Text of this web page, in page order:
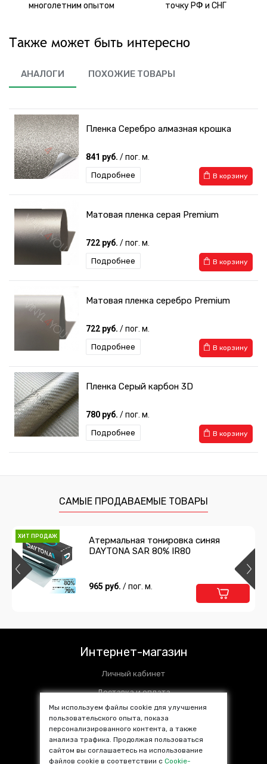
многолетним опытом
точку РФ и СНГ
Также может быть интересно
АНАЛОГИ ПОХОЖИЕ ТОВАРЫ
Пленка Серебро алмазная крошка
841 руб. / пог. м.
В корзину
Подробнее
Матовая пленка серая Premium
722 руб. / пог. м.
В корзину
Подробнее
Матовая пленка серебро Premium
722 руб. / пог. м.
В корзину
Подробнее
Пленка Серый карбон 3D
780 руб. / пог. м.
В корзину
Подробнее
1 265 руб./ пог. м.
САМЫЕ ПРОДАВАЕМЫЕ ТОВАРЫ
ХИТ ПРОДАЖ
Атермальная тонировка синяя
DAYTONA SAR 80% IR80
965 руб. / пог. м.
Интернет-магазин
Личный кабинет
Доставка и оплата
Установочные центры
Контакты
SALE %
Мы используем файлы cookie для улучшения
пользовательского опыта, показа
персонализированного контента, а также
анализа трафика. Продолжая пользоваться
сайтом вы соглашаетесь на использование
файлов cookie в соответствии сCookie-